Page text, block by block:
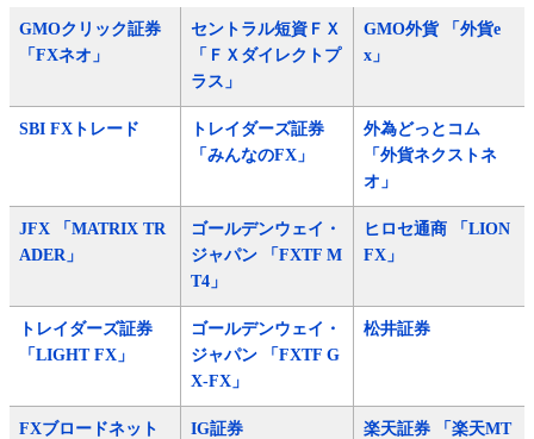
GMOクリック証券
「FXネオ」
セントラル短資ＦＸ
「ＦＸダイレクトプ
ラス」
GMO外貨 「外貨e
x」
SBI FXトレード
トレイダーズ証券
「みんなのFX」
外為どっとコム
「外貨ネクストネ
オ」
JFX 「MATRIX TR
ADER」
ゴールデンウェイ・
ジャパン 「FXTF M
T4」
ヒロセ通商 「LION
FX」
トレイダーズ証券
「LIGHT FX」
ゴールデンウェイ・
ジャパン 「FXTF G
X-FX」
松井証券
FXブロードネット IG証券
楽天証券 「楽天MT